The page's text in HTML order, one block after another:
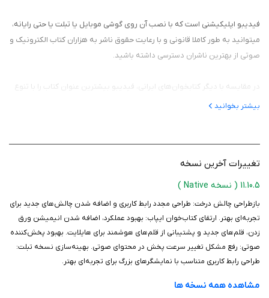
فیدیبو اپلیکیشنی است که با نصب آن روی گوشی موبایل یا تبلت یا حتی رایانه،
میتوانید به طور کاملا قانونی و با رعایت حقوق ناشر به هزاران کتاب الکترونیک و
صوتی از بهترین ناشران دسترسی داشته باشید.
در مقایسه با دیگر کتابخوان‌های ایرانی، فیدیبو بیشترین عنوان کتاب را با تنوع
بالا دارد و میکوشد با استفاده ازاستاندارهای بین المللی و بروز رسانی مرتب
دیگر برای عرضه کتاب‌های خود او را انتخاب کرده‌اند.
امکانات ویژه فیدیبو:
-خواندن کتاب الکترونیک بدون نیاز به اینترنت
بیشتر بخوانید
تغییرات آخرین نسخه
11.10.5 ( نسخه Native )
باز‌طراحی چالش درخت: طراحی مجدد رابط کاربری و اضافه شدن چالش‌های جدید برای
تجربه‌ای بهتر. ارتقای کتاب‌خوان ایپاب: بهبود عملکرد، اضافه شدن انیمیشن ورق
زدن، قلم‌های جدید و پشتیبانی از قلم‌های هوشمند برای هایلایت. بهبود پخش‌کننده
صوتی: رفع مشکل تغییر سرعت پخش در محتوای صوتی. بهینه‌سازی نسخه تبلت:
طراحی رابط کاربری متناسب با نمایشگرهای بزرگ برای تجربه‌ای بهتر.
مشاهده همه نسخه ها